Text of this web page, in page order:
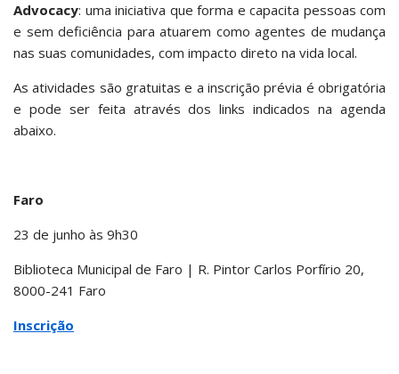
Advocacy: uma iniciativa que forma e capacita pessoas com
e sem deficiência para atuarem como agentes de mudança
nas suas comunidades, com impacto direto na vida local.
As atividades são gratuitas e a inscrição prévia é obrigatória
e pode ser feita através dos links indicados na agenda
abaixo.
Faro
23 de junho às 9h30
Biblioteca Municipal de Faro | R. Pintor Carlos Porfírio 20,
8000-241 Faro
Inscrição